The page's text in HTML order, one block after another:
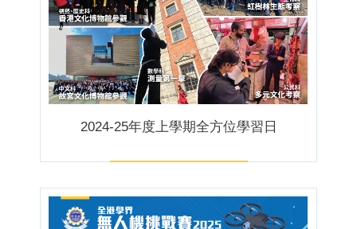
2024-25年度上學期全方位學習日